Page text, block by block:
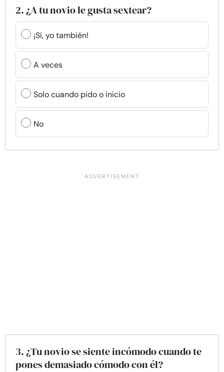
2. ¿A tu novio le gusta sextear?
¡Sí, yo también!
A veces
Solo cuando pido o inicio
No
3. ¿Tu novio se siente incómodo cuando te
pones demasiado cómodo con él?